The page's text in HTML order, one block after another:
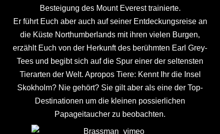
Besteigung des Mount Everest trainierte.
Er führt Euch aber auch auf seiner Entdeckungsreise an
die Küste Northumberlands mit ihren vielen Burgen,
erzählt Euch von der Herkunft des berühmten Earl Grey-
Tees und begibt sich auf die Spur einer der seltensten
Tierarten der Welt. Apropos Tiere: Kennt Ihr die Insel
Skokholm? Nie gehört? Sie gilt aber als eine der Top-
Destinationen um die kleinen possierlichen
Papageitaucher zu beobachten.